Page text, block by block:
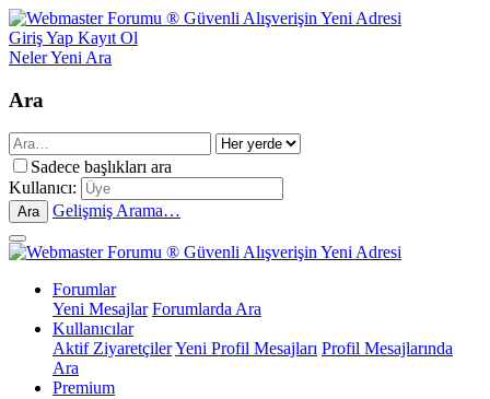
Giriş Yap Kayıt Ol
Neler Yeni Ara
Ara
Sadece başlıkları ara
Kullanıcı:
Ara Gelişmiş Arama…
Forumlar
Yeni Mesajlar Forumlarda Ara
Kullanıcılar
Aktif ZiyaretçilerYeni Profil Mesajları Profil Mesajlarında
Ara
Premium